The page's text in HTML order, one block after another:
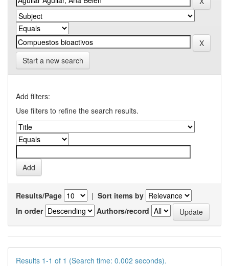
Start a new search
Add filters:
Use filters to refine the search results.
Results/Page | Sort items by
In order
Authors/record
Results 1-1 of 1 (Search time: 0.002 seconds).